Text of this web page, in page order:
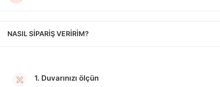
NASIL SİPARİŞ VERİRİM?
1. Duvarınızı ölçün